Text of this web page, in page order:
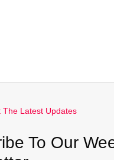
The Latest Updates
To Our